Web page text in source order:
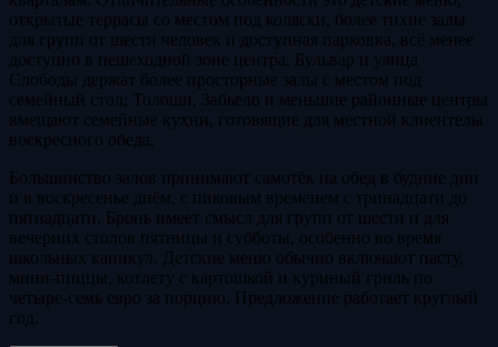
открытые террасы со местом под коляски, более тихие залы
для групп от шести человек и доступная парковка, всё менее
доступно в пешеходной зоне центра. Бульвар и улица
Слободы держат более просторные залы с местом под
семейный стол; Толоши, Забьело и меньшие районные центры
вмещают семейные кухни, готовящие для местной клиентелы
воскресного обеда.
Большинство залов принимают самотёк на обед в будние дни
и в воскресенье днём, с пиковым временем с тринадцати до
пятнадцати. Бронь имеет смысл для групп от шести и для
вечерних столов пятницы и субботы, особенно во время
школьных каникул. Детские меню обычно включают пасту,
мини-пиццы, котлету с картошкой и куриный гриль по
четыре-семь евро за порцию. Предложение работает круглый
год.